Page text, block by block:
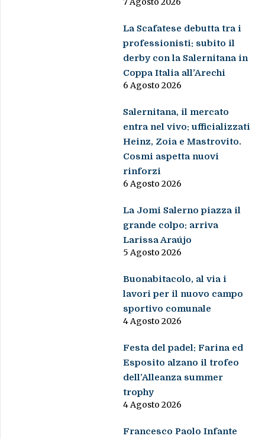
La Scafatese debutta tra i
professionisti: subito il
derby con la Salernitana in
Coppa Italia all’Arechi
6 Agosto 2026
Salernitana, il mercato
entra nel vivo: ufficializzati
Heinz, Zoia e Mastrovito.
Cosmi aspetta nuovi
rinforzi
6 Agosto 2026
La Jomi Salerno piazza il
grande colpo: arriva
Larissa Araújo
5 Agosto 2026
Buonabitacolo, al via i
lavori per il nuovo campo
sportivo comunale
4 Agosto 2026
Festa del padel: Farina ed
Esposito alzano il trofeo
dell’Alleanza summer
trophy
4 Agosto 2026
Francesco Paolo Infante